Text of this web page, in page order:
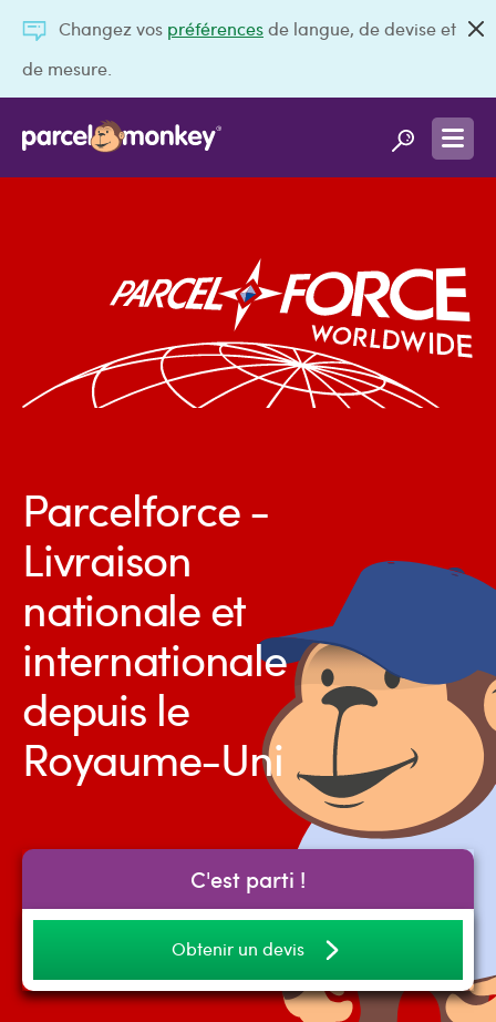
Changez vos préférencesde langue, de devise et
de mesure.
Parcelforce -
Livraison
nationale et
internationale
depuis le
Royaume-Uni
C'est parti !
Obtenir un devis